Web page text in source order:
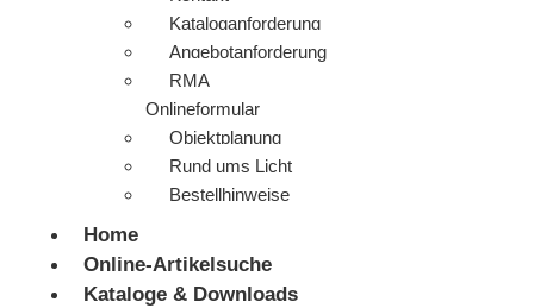
Kataloganforderung
Angebotanforderung
RMA
Onlineformular
Objektplanung
Rund ums Licht
Bestellhinweise
Home
Online-Artikelsuche
Kataloge & Downloads